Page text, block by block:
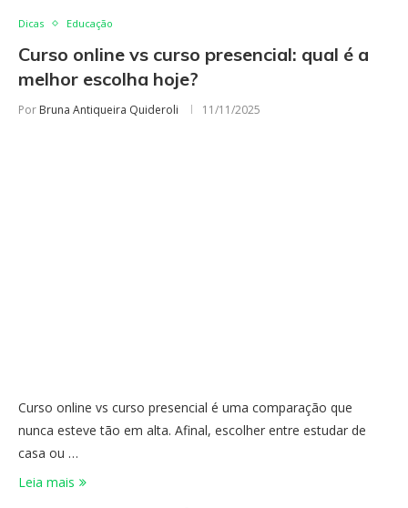
Dicas Educação
Curso online vs curso presencial: qual é a
melhor escolha hoje?
Por Bruna Antiqueira Quideroli 11/11/2025
Curso online vs curso presencial é uma comparação que
nunca esteve tão em alta. Afinal, escolher entre estudar de
casa ou …
Leia mais